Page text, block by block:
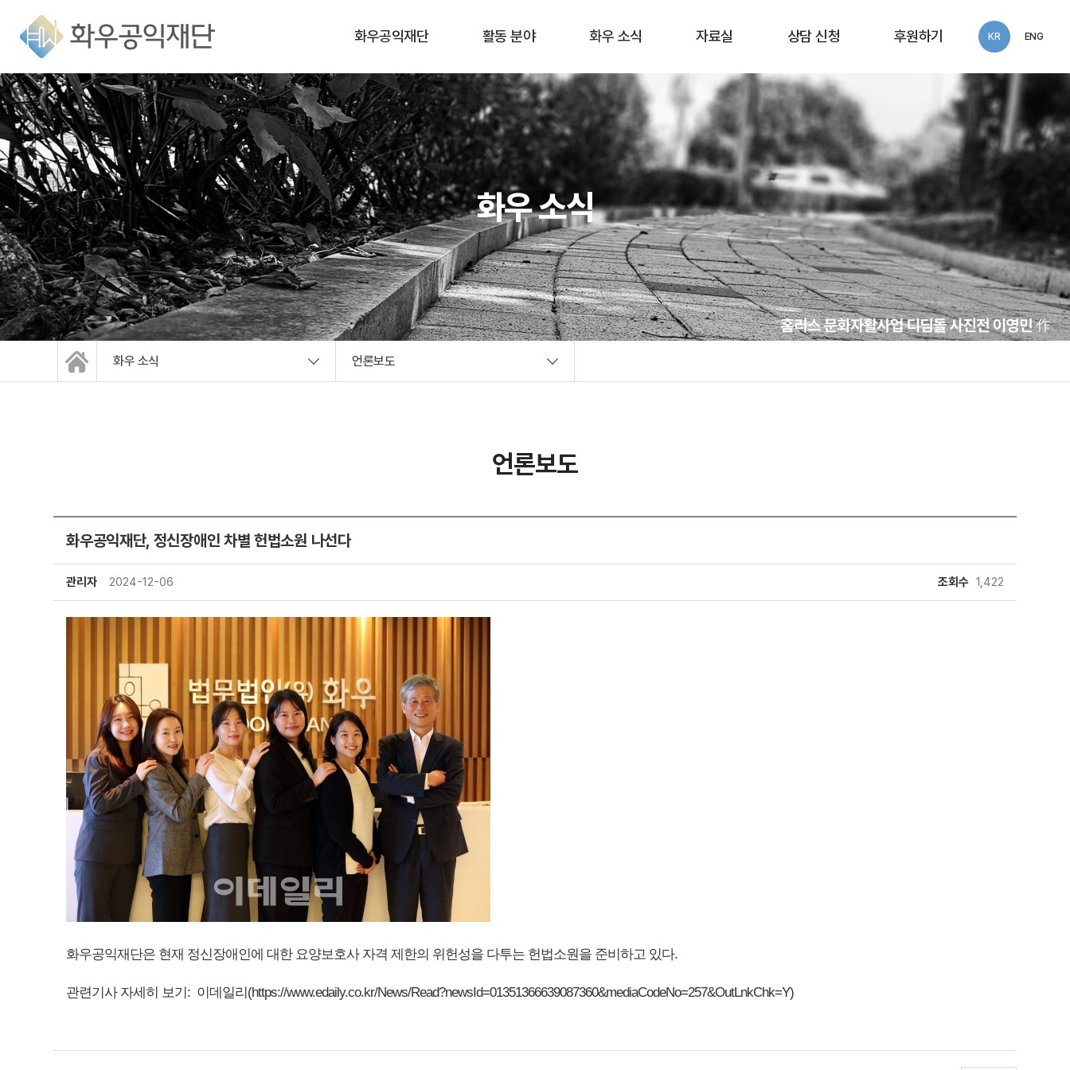
화우공익재단
재단 소개
구성원
연혁
오시는 길
활동 분야
홈리스
이주민 · 난민
장애
청소년 교육
학술 연구
환경 · 보건
젠더
한센 인권
화우 소식
공지사항
최근 활동
뉴스레터
재정보고
자료실
공익활동보고서
화우공익세미나
학술연구
상담 신청
화우공익법률센터
상담 신청
후원하기 KR ENG
화우 소식
화우 소식 언론보도
언론보도
화우공익재단, 정신장애인 차별 헌법소원 나선다
관리자 2024-12-06 조회수 1,422
화우공익재단은 현재 정신장애인에 대한 요양보호사 자격 제한의 위헌성을 다투는 헌법소원을 준비하고 있다.
관련기사 자세히 보기: 이데일리(https://www.edaily.co.kr/News/Read?newsId=01351366639087360&mediaCodeNo=257&OutLnkChk=Y)